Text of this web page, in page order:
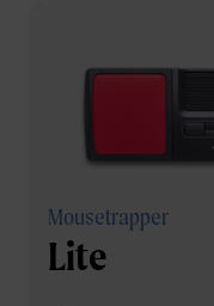
Mousetrapper
Lite